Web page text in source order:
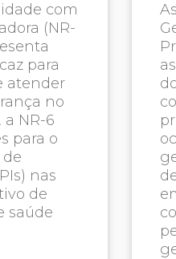
com
(NR-
para
atender
no
NR-6
para o
nas
de
saúde